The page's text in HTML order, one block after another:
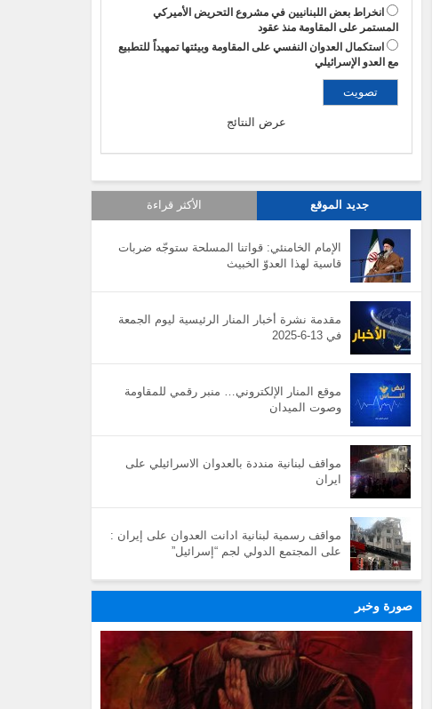
انخراط بعض اللبنانيين في مشروع التحريض الأميركي
المستمر على المقاومة منذ عقود
استكمال العدوان النفسي على المقاومة وبيئتها تمهيداً للتطبيع
مع العدو الإسرائيلي
عرض النتائج
جديد الموقع الأكثر قراءة
الإمام الخامنئي: قواتنا المسلحة ستوجّه ضربات
قاسية لهذا العدوّ الخبيث
مقدمة نشرة أخبار المنار الرئيسية ليوم الجمعة
في 13-6-2025
موقع المنار الإلكتروني… منبر رقمي للمقاومة
وصوت الميدان
مواقف لبنانية منددة بالعدوان الاسرائيلي على
ايران
مواقف رسمية لبنانية ادانت العدوان على إيران :
على المجتمع الدولي لجم “إسرائيل”
صورة وخبر